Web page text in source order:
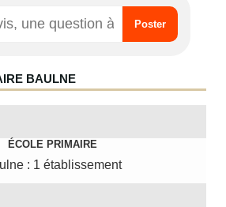
BAULNE
ÉCOLE PRIMAIRE
: 1 établissement